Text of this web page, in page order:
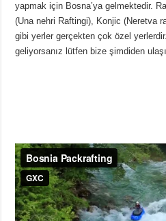
yapmak için Bosna’ya gelmektedir.
(Una nehri Raftingi), Konjic (Neretva
gibi yerler gerçekten çok özel
geliyorsanız lütfen bize şimdiden